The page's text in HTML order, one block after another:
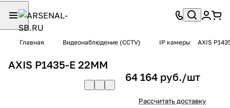
Главная Видеонаблюдение (CCTV) IP камеры AXIS
AXIS P1435-E 22MM
64 164 руб./шт
Рассчитать доставку